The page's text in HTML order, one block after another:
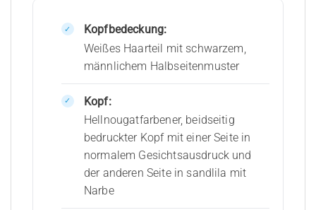
Kopfbedeckung:
Weißes Haarteil mit schwarzem,
männlichem Halbseitenmuster
Kopf:
Hellnougatfarbener, beidseitig
bedruckter Kopf mit einer Seite in
normalem Gesichtsausdruck und
der anderen Seite in sandlila mit
Narbe